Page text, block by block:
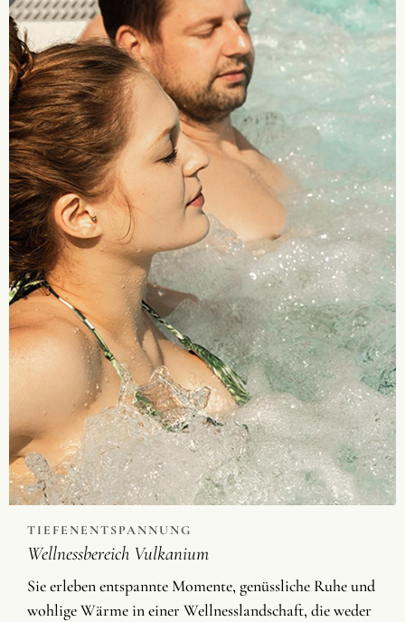
TIEFENENTSPANNUNG
Wellnessbereich Vulkanium
Sie erleben entspannte Momente, genüssliche Ruhe und
wohlige Wärme in einer Wellnesslandschaft, die weder